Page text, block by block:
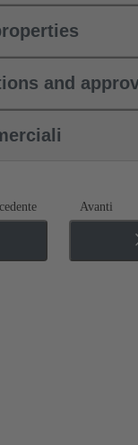
and
Avanti